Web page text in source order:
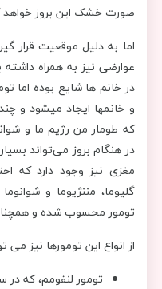
صورت خشک این بروز خواهد
اما به دلیل موقعیت قرار
عوارضی نیز به همراه داشته
در خانم ها شایع بوده اما
و خانمها ایجاد میشود و
که طومار من رژیم ما و
در هنگام بروز می‌تواند
مغزی نیز وجود دارد که
گلیوما، مننژیوما و
تومور محسوب شده و
از انواع این تومورها نیز می